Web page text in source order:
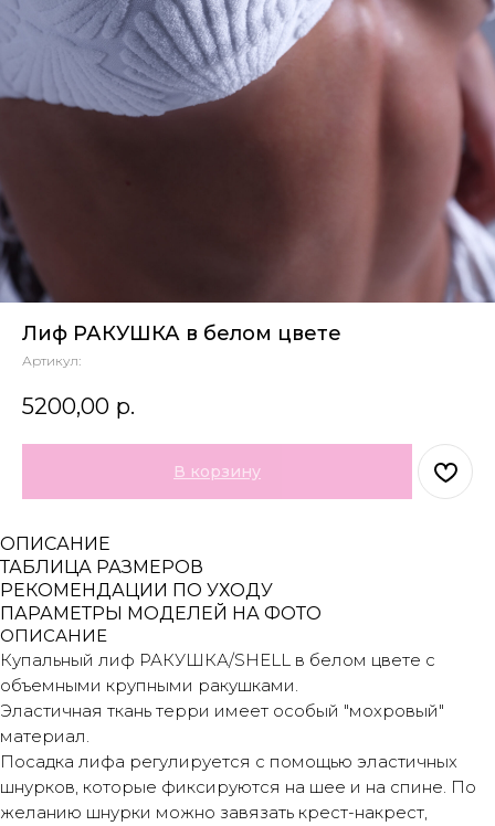
Лиф РАКУШКА в белом цвете
Артикул:
5200,00 р.
В корзину
ОПИСАНИЕ
ТАБЛИЦА РАЗМЕРОВ
РЕКОМЕНДАЦИИ ПО УХОДУ
ПАРАМЕТРЫ МОДЕЛЕЙ НА ФОТО
ОПИСАНИЕ
Купальный лиф РАКУШКА/SHELL в белом цвете с
объемными крупными ракушками.
Эластичная ткань терри имеет особый "мохровый"
материал.
Посадка лифа регулируется с помощью эластичных
шнурков, которые фиксируются на шее и на спине. По
желанию шнурки можно завязать крест-накрест,